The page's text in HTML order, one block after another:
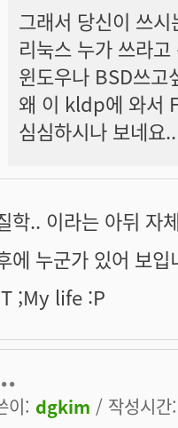
그래서 당신이 쓰
리눅스 누가 쓰라
윈도우나 BSD쓰고
왜 이 kldp에 와서
심심하시나 보네요..
학.. 이라는 아뒤 자
에 누군가 있어 보입
;My life :P
이: dgkim / 작성시